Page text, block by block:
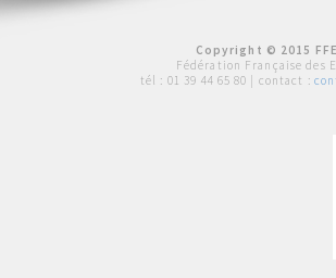
Copyright © 2015
Fédération Française des
tél : 01 39 44 65 80 | contact :